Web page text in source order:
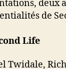
deux
de
Life
Twidale,